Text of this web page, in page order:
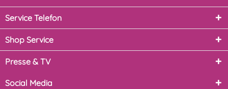
Service Telefon
Shop Service
Presse & TV
Social Media